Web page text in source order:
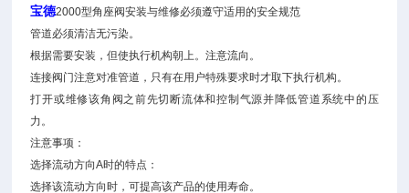
宝德2000型角座阀安装与维修必须遵守适用的安全规范
管道必须清洁无污染。
根据需要安装，但使执行机构朝上。注意流向。
连接阀门注意对准管道，只有在用户特殊要求时才取下执行机构。
打开或维修该角阀之前先切断流体和控制气源并降低管道系统中的压
力。
注意事项：
选择流动方向A时的特点：
选择该流动方向时，可提高该产品的使用寿命。